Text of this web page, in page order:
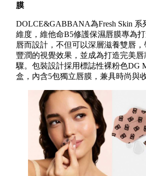
膜
DOLCE&GABBANA為Fresh Skin 系
維度，維他命B5修護保濕唇膜專為
唇而設計，不但可以深層滋養雙唇，
豐潤的視覺效果，並成為打造完美
驟。包裝設計採用標誌性裸粉色DG
盒，內含5包獨立唇膜，兼具時尚與